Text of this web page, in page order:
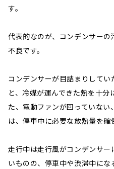
す。
代表的なのが、コンデンサー
不良です。
コンデンサーが目詰まりして
と、冷媒が運んできた熱を十分
た、電動ファンが回っていな
は、停車中に必要な放熱量を確
走行中は走行風がコンデンサー
いものの、停車中や渋滞中に